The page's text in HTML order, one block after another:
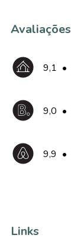
Avaliações
9,1 •
9,0 •
9,9 •
Links